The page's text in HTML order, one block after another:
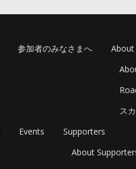
参加者のみなさまへ
About
ス
Events
Supporters
About